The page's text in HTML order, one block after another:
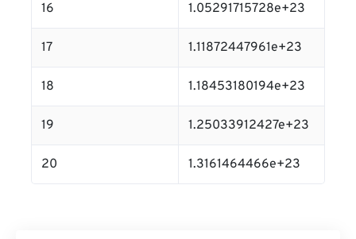
16 1.05291715728e+23
17 1.11872447961e+23
18 1.18453180194e+23
19 1.25033912427e+23
20 1.3161464466e+23